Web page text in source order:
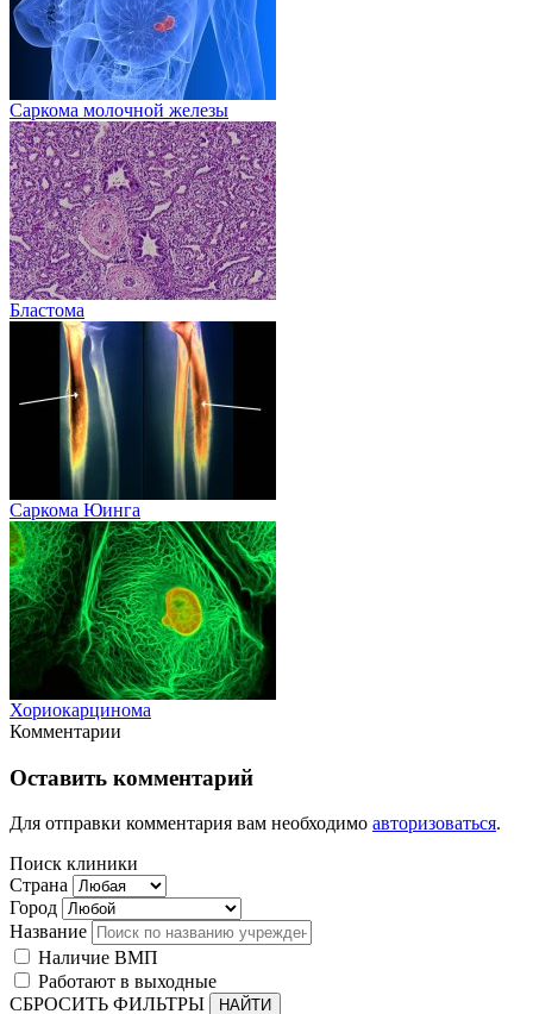
Саркома молочной железы
Бластома
Саркома Юинга
Хориокарцинома
Комментарии
Оставить комментарий
Для отправки комментария вам необходимо авторизоваться.
Поиск клиники
Страна
Город
Название
Наличие ВМП
Работают в выходные
СБРОСИТЬ ФИЛЬТРЫ